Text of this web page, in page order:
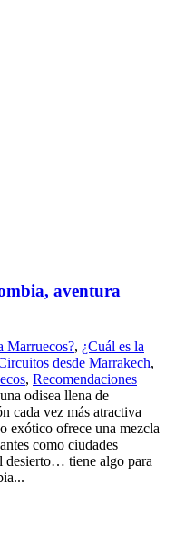
aventura
Marruecos?, ¿Cuál es la
desde Marrakech,
, Recomendaciones
odisea llena de
cada vez más atractiva
exótico ofrece una mezcla
como ciudades
desierto… tiene algo para